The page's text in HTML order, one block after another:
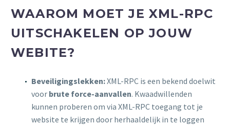
WAAROM MOET JE XML-RPC
UITSCHAKELEN OP JOUW
WEBITE?
Beveiligingslekken:XML-RPC is een bekend doelwit
voor brute force-aanvallen. Kwaadwillenden
kunnen proberen om via XML-RPC toegang tot je
website te krijgen door herhaaldelijk in te loggen